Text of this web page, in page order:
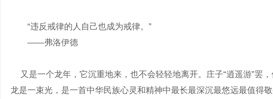
“违反戒律的人自己也成为戒律。”
——弗洛伊德
又是一个龙年，它沉重地来，也不会轻轻地离开。庄子“逍遥游”罢
龙是一束光，是一首中华民族心灵和精神中最长最深沉最悠远最值得